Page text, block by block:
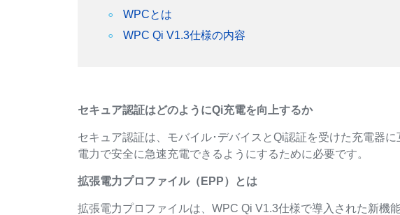
WPCとは
WPC Qi V1.3仕様の内容
セキュア認証はどのようにQi充電を向上するか
セキュア認証は、モバイル･デバイスとQi認証を受けた充電器
電力で安全に急速充電できるようにするために必要です。
拡張電力プロファイル（EPP）とは
拡張電力プロファイルは、WPC Qi V1.3仕様で導入された新機